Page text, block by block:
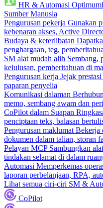
HR & Automasi
Sumber Manusia
Pengurusan pekerja Gunakan
kebenaran akses, Active
Budaya & keterlibatan
penghargaan, teg,
SM alat mudah alih Sembang,
kelulusan, pemberitahuan di
Pengurusan kerja Jejak
paparan penyelia
Komunikasi dalaman
memo, sembang awam dan
CoPilot dalam Suapan
penciptaan teks, balasan
Pengurusan maklumat Bekerja
dokumen dalam talian, storan
Pelayan MCP Sambungkan
tindakan selamat di dalam
Automasi Memperkemas
laporan perbelanjaan, RPA,
Lihat semua ciri-ciri SM &
CoPilot